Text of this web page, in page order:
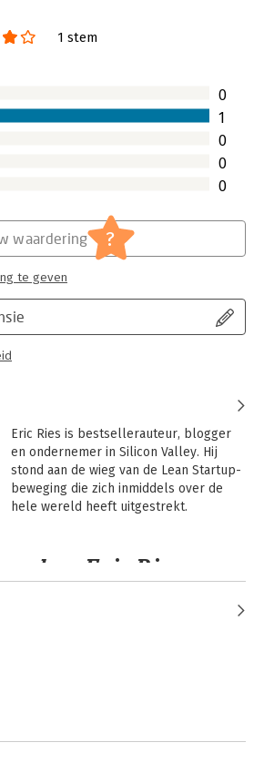
Crown
Algemeen management
1 stem
0
1
0
0
0
waardering ?
te geven
Eric Ries is bestsellerauteur, blogger
en ondernemer in Silicon Valley. Hij
stond aan de wieg van de Lean Startup-
beweging die zich inmiddels over de
hele wereld heeft uitgestrekt.
door Eric Ries